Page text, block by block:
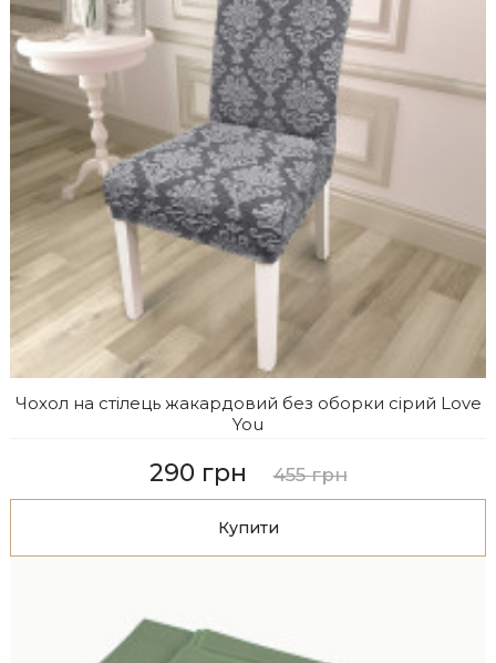
Чохол на стілець жакардовий без оборки сірий Love
You
290 грн 455 грн
Купити